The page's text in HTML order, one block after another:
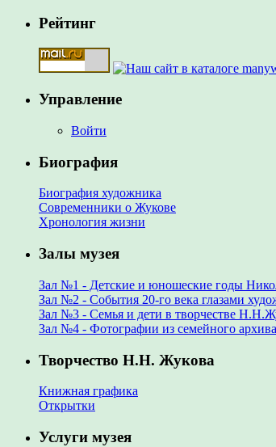
Рейтинг
Управление
Войти
Биография
Биография художника
Современники о Жукове
Хронология жизни
Залы музея
Зал №1 - Детские и юношеские годы
Зал №2 - События 20-го века глазами
Зал №3 - Семья и дети в творчестве
Зал №4 - Фотографии из семейного
Творчество Н.Н. Жукова
Книжная графика
Открытки
Услуги музея